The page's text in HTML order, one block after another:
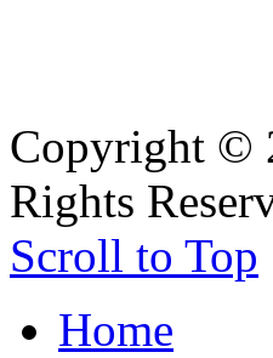
Copyright ©
Rights
Scroll to Top
Home